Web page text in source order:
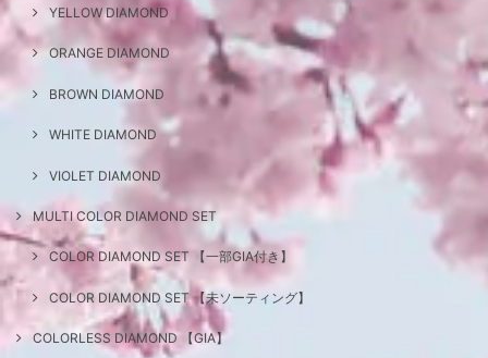
YELLOW DIAMOND
ORANGE DIAMOND
BROWN DIAMOND
WHITE DIAMOND
VIOLET DIAMOND
MULTI COLOR DIAMOND SET
COLOR DIAMOND SET 【一部GIA付き】
COLOR DIAMOND SET 【未ソーティング】
COLORLESS DIAMOND 【GIA】